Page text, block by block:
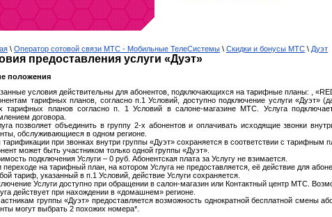
\ Оператор сотовой связи МТС - Мобильные ТелеСистемы \ Скидки и бонусы МТС \ Дуэт
предоставления услуги «Дуэт»
положения
условия действительны для абонентов, подключающихся на тарифные планы: ,
тарифных планов, согласно п.1 Условий, доступно подключение услуги «Дуэт»
тарифных планов согласно п. 1 Условий в салоне-магазине МТС. Услуга
договора.
позволяет объединить в группу 2-х абонентов и оплачивать исходящие звонки
обслуживающиеся в одном регионе.
тарификации при звонках внутри группы «Дуэт» сохраняется в соответствии с тарифным
может быть участником только одной группы «Дуэт».
подключения Услуги – 0 руб. Абонентская плата за Услугу не взимается.
переходе на тарифный план, на котором Услуга не предоставляется, её действие для
тариф, указанный в п.1 Условий, действие Услуги сохраняется.
Услуги доступно при обращении в салон-магазин или Контактный центр МТС.
действует при нахождении в «домашнем» регионе.
группы «Дуэт» предоставляется возможность однократной бесплатной смены
могут выбрать 2 похожих номера*.